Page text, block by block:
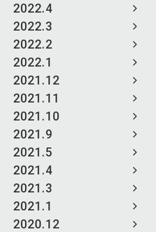
2022.4
2022.3
2022.2
2022.1
2021.12
2021.11
2021.10
2021.9
2021.5
2021.4
2021.3
2021.1
2020.12